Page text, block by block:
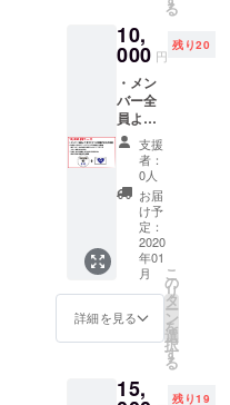
くして進み
続けていま
また、
人情味溢れ
る熱いパ
フォーマン
スが響いて
東京ビッグ
サイトや地
方のお祭り
等にも
多数出演さ
いておりま
各メ
ンバー
よりお
礼の音
声メッ
セージ
トラッ
ク
（CD-R
仕様
DEMO
版) ・お
礼状 ※
支援時
に備考
欄（リ
ターン
掲載希
る
10,
000 円
残り20
・メン
バー全
員より
貴方だ
けへの
直筆の
お礼の
手紙 ・
今回の
クラウ
ドファ
ンディ
ングで
制作し
た楽曲
各メ
よりお
支援
者：
0人
お届
け予
定：
2020
年01
月
詳細を見る
こ
の
リ
タ
ー
ン
を
選
択
す
る
15, 残り19